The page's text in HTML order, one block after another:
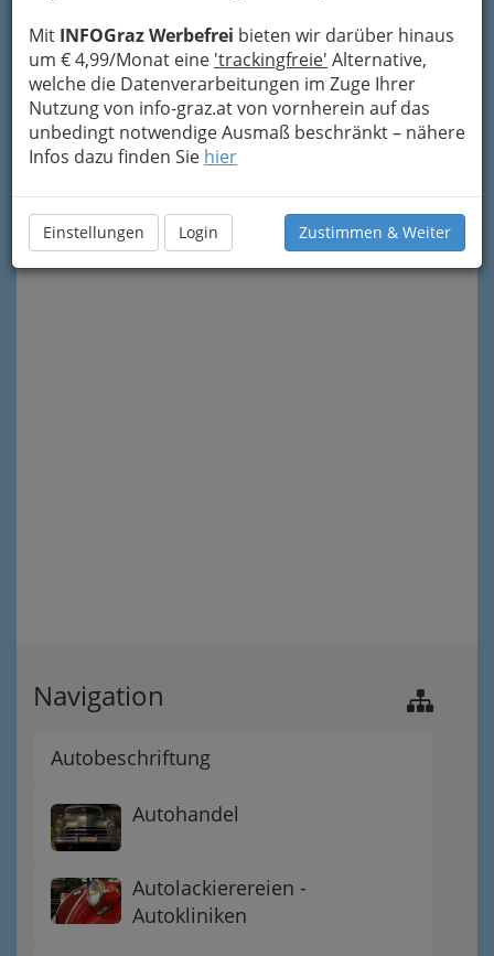
Mit INFOGraz Werbefrei bieten wir darüber hinaus
um € 4,99/Monat eine 'trackingfreie' Alternative,
welche die Datenverarbeitungen im Zuge Ihrer
Nutzung von info-graz.at von vornherein auf das
unbedingt notwendige Ausmaß beschränkt – nähere
Infos dazu finden Sie hier
Einstellungen Login Zustimmen & Weiter
Meine Nachricht senden
Navigation
Autobeschriftung
Autohandel
Autolackierereien -
Autokliniken